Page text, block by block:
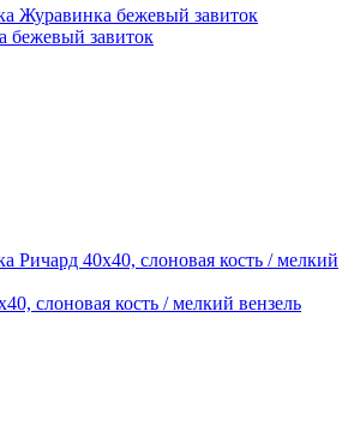
бежевый завиток
слоновая кость / мелкий вензель